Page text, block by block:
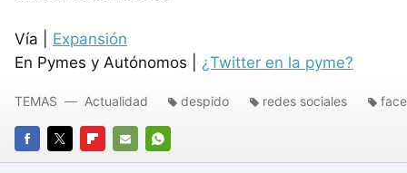
Vía | Expansión
En Pymes y Autónomos | ¿Twitter en la pyme?
FACEBOOK
TWITTERFLIPBOARD
E-
WHATSAPP
TEMAS Actualidad despido redes sociales